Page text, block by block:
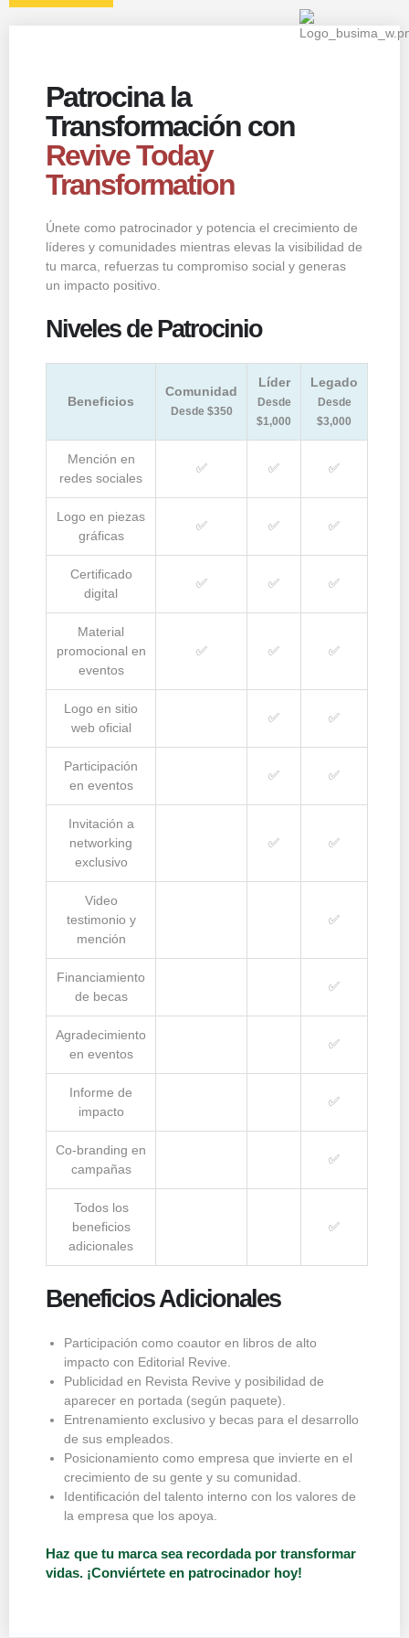
Patrocina la
Transformación con
Revive Today
Transformation
Únete como patrocinador y potencia el crecimiento de
líderes y comunidades mientras elevas la visibilidad de
tu marca, refuerzas tu compromiso social y generas
un impacto positivo.
Niveles de Patrocinio
Beneficios
Comunidad
Desde $350
Líder
Desde
$1,000
Legado
Desde
$3,000
Mención en
redes sociales
✅ ✅ ✅
Logo en piezas
gráficas
✅ ✅ ✅
Certificado
digital
✅ ✅ ✅
Material
promocional en
eventos
✅ ✅ ✅
Logo en sitio
web oficial
✅ ✅
Participación
en eventos
✅ ✅
Invitación a
networking
exclusivo
✅ ✅
Video
testimonio y
mención
✅
Financiamiento
de becas
✅
Agradecimiento
en eventos
✅
Informe de
impacto
✅
Co-branding en
campañas
✅
Todos los
beneficios
adicionales
✅
Beneficios Adicionales
Participación como coautor en libros de alto
impacto con Editorial Revive.
Publicidad en Revista Revive y posibilidad de
aparecer en portada (según paquete).
Entrenamiento exclusivo y becas para el desarrollo
de sus empleados.
Posicionamiento como empresa que invierte en el
crecimiento de su gente y su comunidad.
Identificación del talento interno con los valores de
la empresa que los apoya.
Haz que tu marca sea recordada por transformar
vidas. ¡Conviértete en patrocinador hoy!